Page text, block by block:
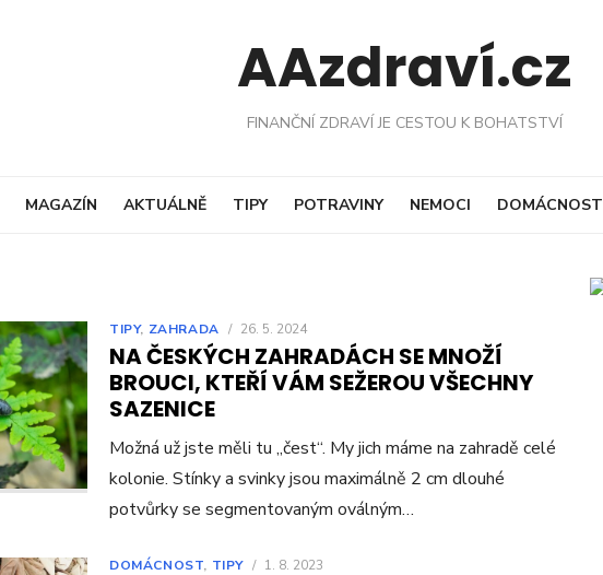
AAzdraví.cz
FINANČNÍ ZDRAVÍ JE CESTOU K BOHATSTVÍ
MAGAZÍN AKTUÁLNĚ TIPY POTRAVINY NEMOCI DOMÁCNOST
TIPY, ZAHRADA / 26. 5. 2024
NA ČESKÝCH ZAHRADÁCH SE MNOŽÍ
BROUCI, KTEŘÍ VÁM SEŽEROU VŠECHNY
SAZENICE
Možná už jste měli tu „čest“. My jich máme na zahradě celé
kolonie. Stínky a svinky jsou maximálně 2 cm dlouhé
potvůrky se segmentovaným oválným…
DOMÁCNOST, TIPY / 1. 8. 2023